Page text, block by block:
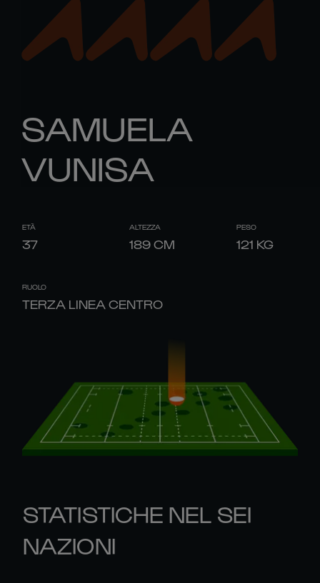
SAMUELA
VUNISA
ETÀ
37
ALTEZZA
189CM
PESO
121 KG
RUOLO
TERZA LINEA CENTRO
STATISTICHE NEL SEI
NAZIONI